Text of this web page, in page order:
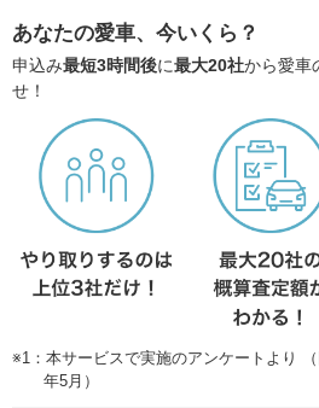
あなたの愛車、今いくら？
申込み最短3時間後に最大20社から愛車
せ！
※1：本サービスで実施のアンケートより
年5月）